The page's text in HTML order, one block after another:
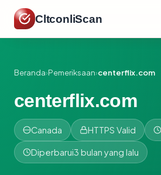
CltconliScan
Beranda›Pemeriksaan›centerflix.com
centerflix.com
Canada HTTPS Valid
Diperbarui3 bulan yang lalu